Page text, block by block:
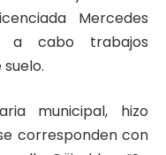
Mercedes
a cabo trabajos
municipal, hizo
corresponden con